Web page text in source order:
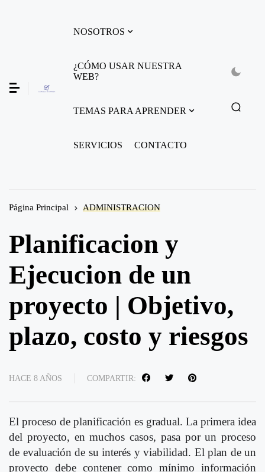
NOSOTROS
¿CÓMO USAR NUESTRA
WEB?
TEMAS PARA APRENDER
SERVICIOS CONTACTO
Página Principal ADMINISTRACION
Planificacion y
Ejecucion de un
proyecto | Objetivo,
plazo, costo y riesgos
HACE 8 AÑOS COMPARTIR:
El proceso de planificación es gradual. La primera idea
del proyecto, en muchos casos, pasa por un proceso
de evaluación de su interés y viabilidad. El plan de un
proyecto debe contener como mínimo información